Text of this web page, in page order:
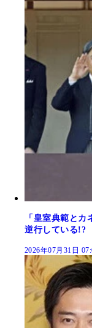
「皇室典範と
逆行している!?
2026年07月31日